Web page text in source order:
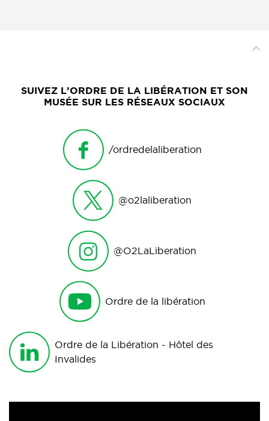
SUIVEZ L’ORDRE DE LA LIBÉRATION ET SON
MUSÉE SUR LES RÉSEAUX SOCIAUX
/ordredelaliberation
@o2laliberation
@O2LaLiberation
Ordre de la libération
Ordre de la Libération - Hôtel des
Invalides